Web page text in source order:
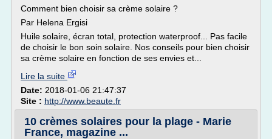
Comment bien choisir sa crème solaire ?
Par Helena Ergisi
Huile solaire, écran total, protection waterproof... Pas facile
de choisir le bon soin solaire. Nos conseils pour bien choisir
sa crème solaire en fonction de ses envies et...
Lire la suite
Date: 2018-01-06 21:47:37
Site : http://www.beaute.fr
10 crèmes solaires pour la plage - Marie
France, magazine ...